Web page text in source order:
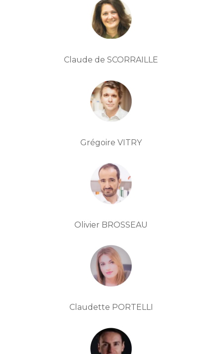
Claude de SCORRAILLE
Grégoire VITRY
Olivier BROSSEAU
Claudette PORTELLI